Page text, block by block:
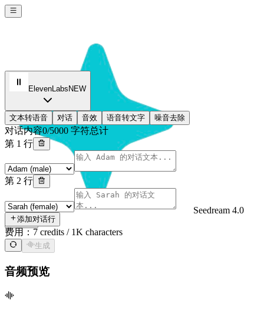
Seedream 4.0
Sign In
ElevenLabs NEW
文本转语音 对话 音效 语音转文字 噪音去除
对话内容0/5000 字符总计
第 1 行
第 2 行
添加对话行
费用： 7 credits / 1K characters
生成
音频预览